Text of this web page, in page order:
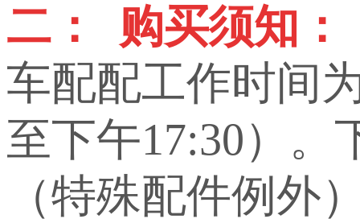
二： 购买须知：
车配配工作时间
至下午17:30）。
（特殊配件例外